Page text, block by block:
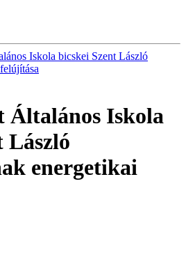
Iskola bicskei Szent László
Általános Iskola
László
energetikai